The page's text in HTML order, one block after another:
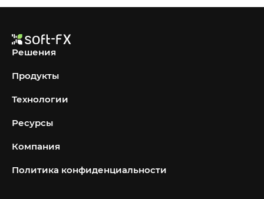
Решения
Продукты
Технологии
Ресурсы
Компания
Политика конфиденциальности